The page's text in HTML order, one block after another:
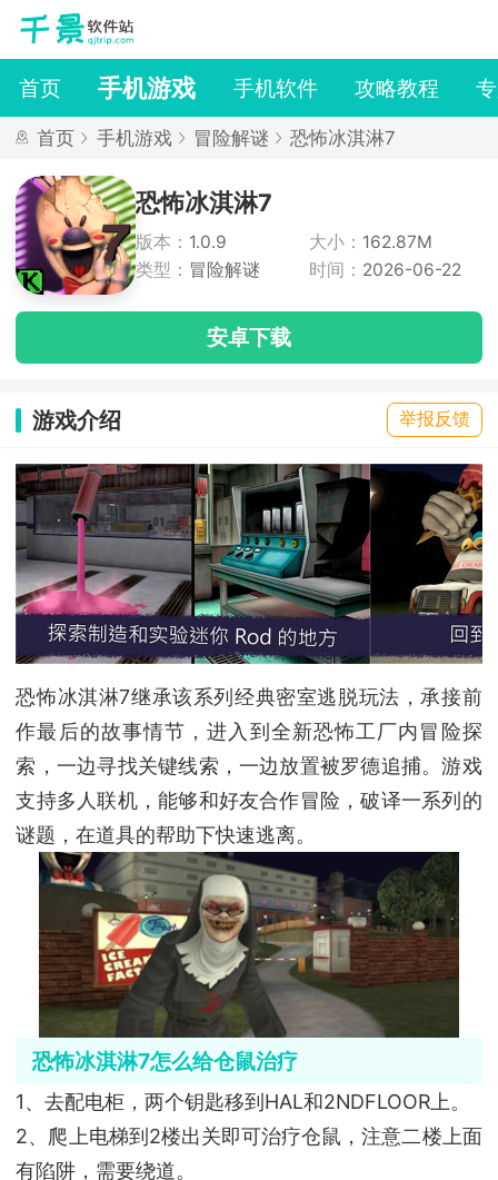
首页 手机游戏 手机软件 攻略教程
首页 手机游戏 冒险解谜 恐怖冰淇淋7
恐怖冰淇淋7
版本： 1.0.9 大小： 162.87M
类型： 冒险解谜 时间： 2026-06-22
安卓下载
游戏介绍 举报反馈
恐怖冰淇淋7继承该系列经典密室逃脱玩法，承接前
作最后的故事情节，进入到全新恐怖工厂内冒险探
索，一边寻找关键线索，一边放置被罗德追捕。游戏
支持多人联机，能够和好友合作冒险，破译一系列的
谜题，在道具的帮助下快速逃离。
恐怖冰淇淋7怎么给仓鼠治疗
1、去配电柜，两个钥匙移到HAL和2NDFLOOR上。
2、爬上电梯到2楼出关即可治疗仓鼠，注意二楼上面
有陷阱，需要绕道。